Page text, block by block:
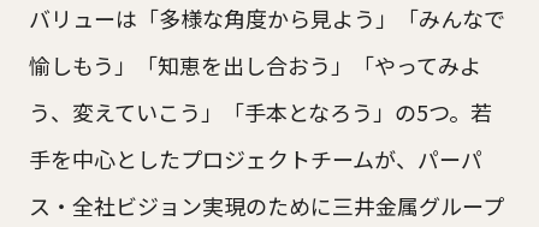
バリューは「多様な角度から見よう」「みんなで
愉しもう」「知恵を出し合おう」「やってみよ
う、変えていこう」「手本となろう」の5つ。若
手を中心としたプロジェクトチームが、パーパ
ス・全社ビジョン実現のために三井金属グループ